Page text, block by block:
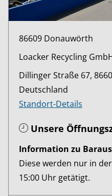
86609 Donauwörth
Loacker Recycling
Dillinger Straße 67,
Deutschland
Standort-Details
Unsere
Information zu
Diese werden nur in
15:00 Uhr getätigt.